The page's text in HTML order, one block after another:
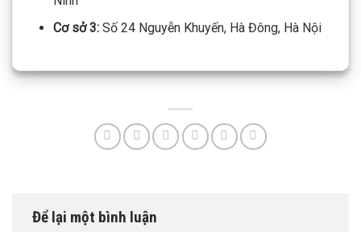
Cơ sở 3:Số 24 Nguyễn Khuyến, Hà Đông, Hà Nội
Để lại một bình luận